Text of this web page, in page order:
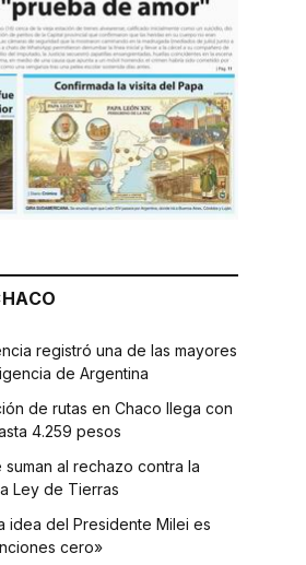
registró una de las mayores
de Argentina
de rutas en Chaco llega con
4.259 pesos
suman al rechazo contra la
Ley de Tierras
idea del Presidente Milei es
cero»